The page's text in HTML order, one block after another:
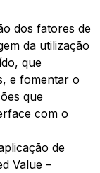
dos fatores de
da utilização
que
e fomentar o
que
com o
de
Value –